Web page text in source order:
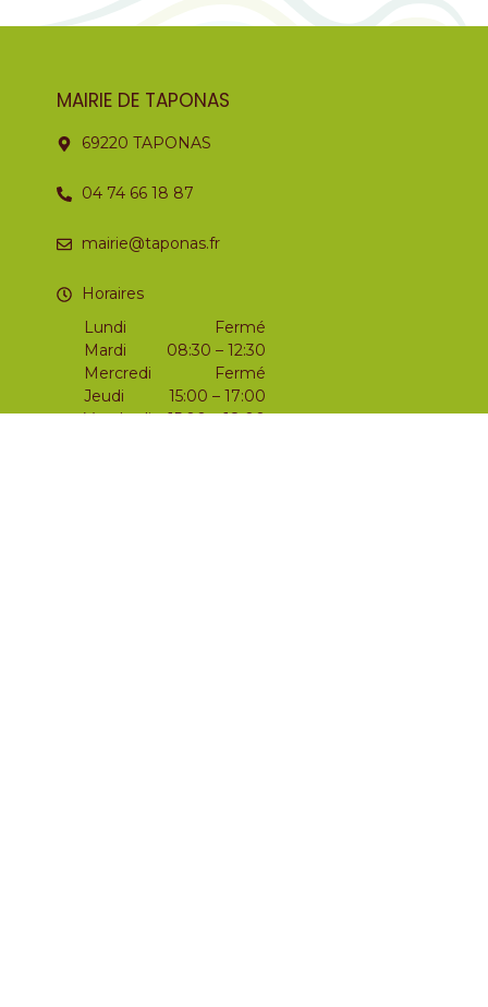
MAIRIE DE TAPONAS
69220 TAPONAS
04 74 66 18 87
mairie@taponas.fr
Horaires
Lundi
Mardi
Mercredi
Jeudi
Vendredi
Fermé
08:30 – 12:30
Fermé
15:00 – 17:00
15:00 – 18:00